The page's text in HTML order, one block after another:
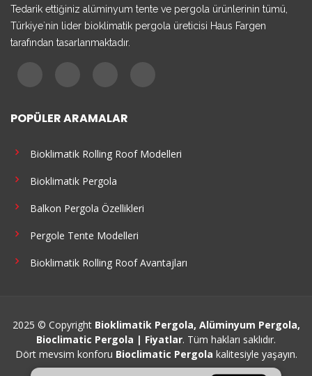
Tedarik ettiğiniz alüminyum tente ve pergola ürünlerinin tümü,
Türkiye`nin lider bioklimatik pergola üreticisi Haus Fargen
tarafından tasarlanmaktadır.
POPÜLER ARAMALAR
Bioklimatik Rolling Roof Modelleri
Bioklimatik Pergola
Balkon Pergola Özellikleri
Pergole Tente Modelleri
Bioklimatik Rolling Roof Avantajları
2025 © Copyright Bioklimatik Pergola, Alüminyum Pergola,
Bioclimatic Pergola | Fiyatlar. Tüm hakları saklıdır.
Dört mevsim konforu Bioclimatic Pergola kalitesiyle yaşayın.